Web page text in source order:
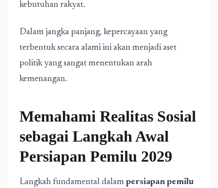
kebutuhan rakyat.
Dalam jangka panjang, kepercayaan yang
terbentuk secara alami ini akan menjadi aset
politik yang sangat menentukan arah
kemenangan.
Memahami Realitas Sosial
sebagai Langkah Awal
Persiapan Pemilu 2029
Langkah fundamental dalam persiapan pemilu